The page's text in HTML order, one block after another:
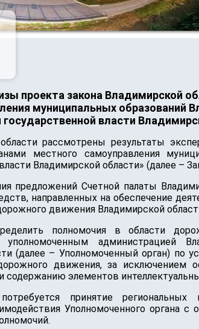
проекта закона Владимирской
муниципальных образований
государственной власти
рассмотрены результаты
местного самоуправления
Владимирской области» (далее –
предложений Счетной палаты
направленных на обеспечение
движения Владимирской
полномочия в области
администрацией
(далее – Уполномоченный орган) по
движения, за исключением
содержанию элементов
принятие
Уполномоченного органа с